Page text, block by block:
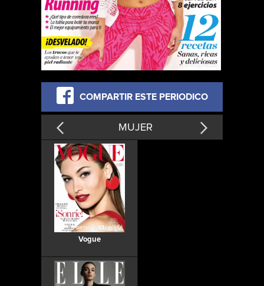
COMPARTIR ESTE PERIODICO
MUJER
Vogue